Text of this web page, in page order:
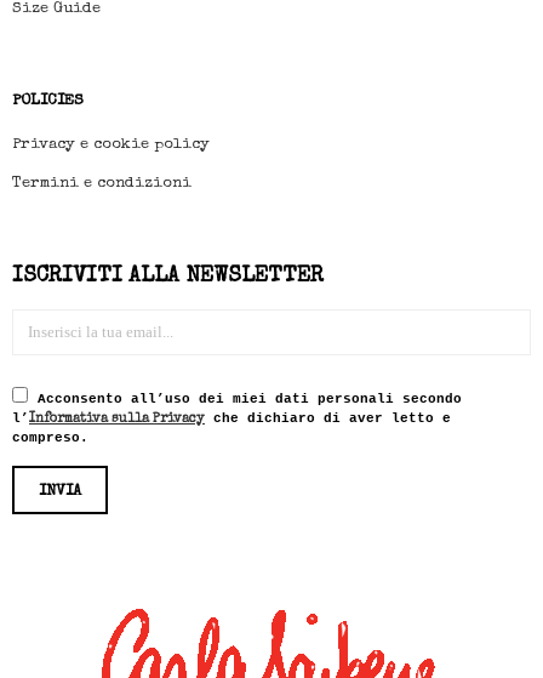
Size Guide
POLICIES
Privacy e cookie policy
Termini e condizioni
ISCRIVITI ALLA NEWSLETTER
Acconsento all’uso dei miei dati personali secondo
l’Informativa sulla Privacy che dichiaro di aver letto e
compreso.